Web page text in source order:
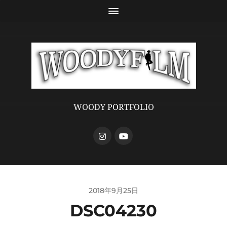
WOODY PORTFOLIO
2018年9月25日
DSC04230